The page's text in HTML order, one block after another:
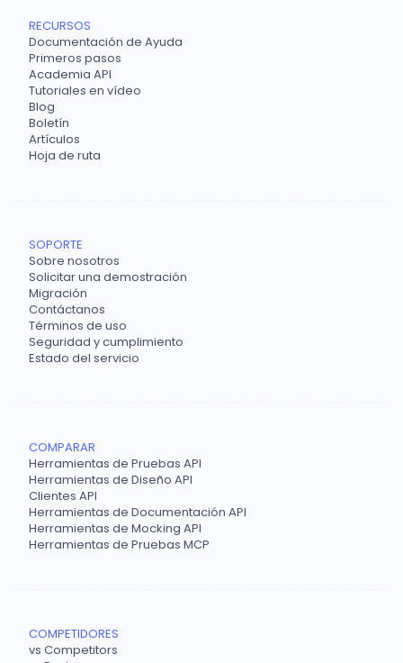
RECURSOS
Documentación de Ayuda
Primeros pasos
Academia API
Tutoriales en vídeo
Blog
Boletín
Artículos
Hoja de ruta
SOPORTE
Sobre nosotros
Solicitar una demostración
Migración
Contáctanos
Términos de uso
Seguridad y cumplimiento
Estado del servicio
COMPARAR
Herramientas de Pruebas API
Herramientas de Diseño API
Clientes API
Herramientas de Documentación API
Herramientas de Mocking API
Herramientas de Pruebas MCP
COMPETIDORES
vs Competitors